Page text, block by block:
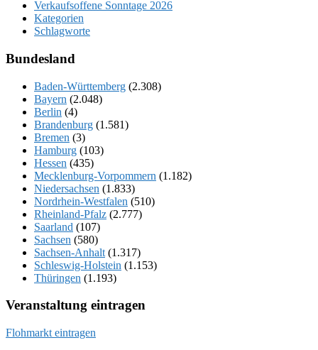
Verkaufsoffene Sonntage 2026
Kategorien
Schlagworte
Bundesland
Baden-Württemberg (2.308)
Bayern (2.048)
Berlin (4)
Brandenburg (1.581)
Bremen (3)
Hamburg (103)
Hessen (435)
Mecklenburg-Vorpommern (1.182)
Niedersachsen (1.833)
Nordrhein-Westfalen (510)
Rheinland-Pfalz (2.777)
Saarland (107)
Sachsen (580)
Sachsen-Anhalt (1.317)
Schleswig-Holstein (1.153)
Thüringen (1.193)
Veranstaltung eintragen
Flohmarkt eintragen